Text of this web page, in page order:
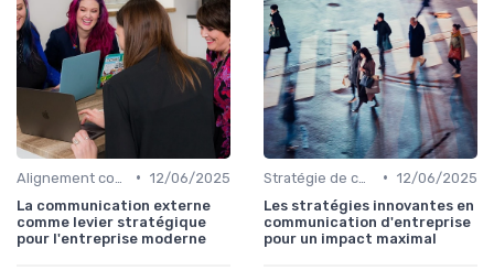
• 12/06/2025
La communication externe
comme levier stratégique
pour l'entreprise moderne
• 12/06/2025
Les stratégies innovantes en
communication d'entreprise
pour un impact maximal